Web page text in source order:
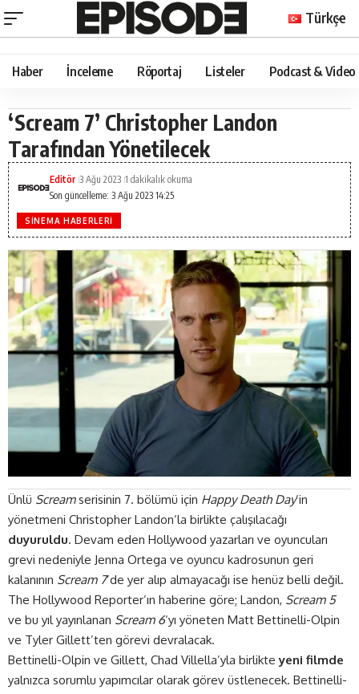
Türkçe
Haber İnceleme Röportaj Listeler Podcast & Video
‘Scream 7’ Christopher Landon
Tarafından Yönetilecek
Son güncelleme: 3 Ağu 2023 14:25
Editör 3 Ağu 2023 1 dakikalık okuma
SINEMA HABERLERI
Ünlü Screamserisinin 7. bölümü için Happy Death Day’in
yönetmeni Christopher Landon’la birlikte çalışılacağı
duyuruldu. Devam eden Hollywood yazarları ve oyuncuları
grevi nedeniyle Jenna Ortega ve oyuncu kadrosunun geri
kalanının Scream 7’de yer alıp almayacağı ise henüz belli değil.
The Hollywood Reporter’ın haberine göre; Landon, Scream 5
ve bu yıl yayınlanan Scream 6‘yı yöneten Matt Bettinelli-Olpin
ve Tyler Gillett’ten görevi devralacak.
Bettinelli-Olpin ve Gillett, Chad Villella’yla birlikteyeni filmde
yalnızca sorumlu yapımcılar olarak görev üstlenecek. Bettinelli-